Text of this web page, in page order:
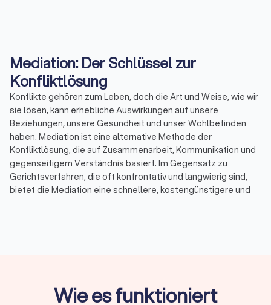
Mediation: Der Schlüssel zur
Konfliktlösung
Konflikte gehören zum Leben, doch die Art und Weise, wie wir
sie lösen, kann erhebliche Auswirkungen auf unsere
Beziehungen, unsere Gesundheit und unser Wohlbefinden
haben. Mediation ist eine alternative Methode der
Konfliktlösung, die auf Zusammenarbeit, Kommunikation und
gegenseitigem Verständnis basiert. Im Gegensatz zu
Gerichtsverfahren, die oft konfrontativ und langwierig sind,
bietet die Mediation eine schnellere, kostengünstigere und
Was ist Mediation?
Wie es funktioniert